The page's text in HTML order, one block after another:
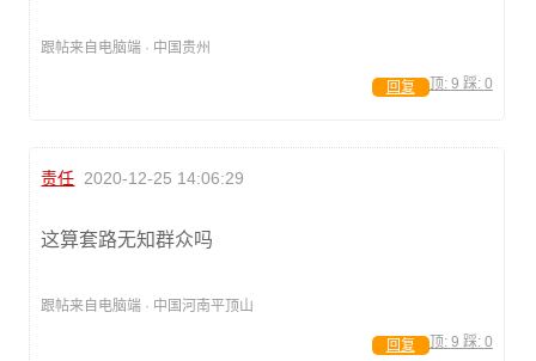
跟帖来自电脑端 · 中国贵州
顶: 9 踩: 0
回复
责任 2020-12-25 14:06:29
这算套路无知群众吗
跟帖来自电脑端 · 中国河南平顶山
顶: 9 踩: 0
回复